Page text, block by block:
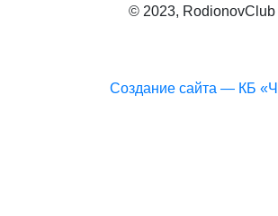
© 2023, RodionovClub
Создание сайта — КБ